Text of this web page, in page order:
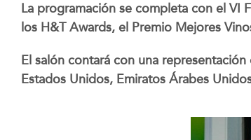
La programación se completa con el VI
los H&T Awards, el Premio Mejores
El salón contará con una
Estados Unidos, Emiratos Árabes